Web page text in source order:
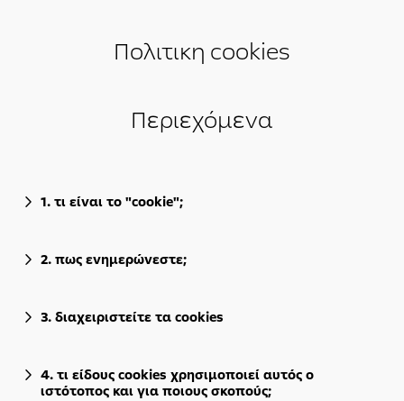
Πολιτικη cookies
Περιεχόμενα
1. τι είναι το "cookie";
2. πως ενημερώνεστε;
3. διαχειριστείτε τα cookies
4. τι είδους cookies χρησιμοποιεί αυτός ο
ιστότοπος και για ποιους σκοπούς;